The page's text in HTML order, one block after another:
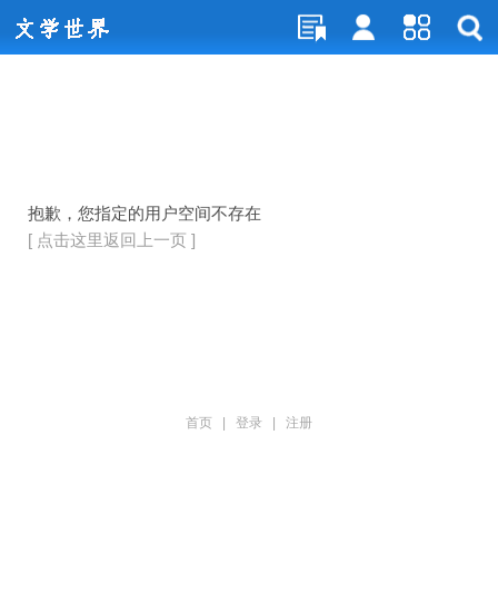
抱歉，您指定的用户空间不存在
[ 点击这里返回上一页 ]
首页 登录 注册